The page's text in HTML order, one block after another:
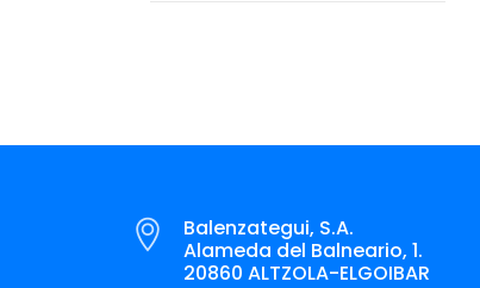
Balenzategui, S.A.
Alameda del Balneario, 1.
20860 ALTZOLA-ELGOIBAR